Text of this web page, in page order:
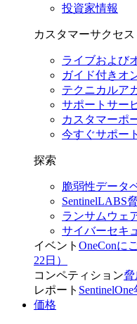
投資家情報
カスタマーサクセス
ライブおよび
ガイド付きオ
テクニカルア
サポートサー
カスタマーポ
今すぐサポー
探索
脆弱性データ
SentinelLABS
ランサムウェ
サイバーセキ
イベント OneConに
22日）
コンペティション
レポート
価格